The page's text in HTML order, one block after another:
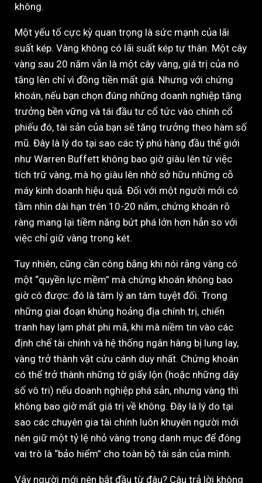
không.
Một yếu tố cực kỳ quan trọng là sức mạnh của lãi
suất kép. Vàng không có lãi suất kép tự thân. Một cây
vàng sau 20 năm vẫn là một cây vàng, giá trị của nó
tăng lên chỉ vì đồng tiền mất giá. Nhưng với chứng
khoán, nếu bạn chọn đúng những doanh nghiệp tăng
trưởng bền vững và tái đầu tư cổ tức vào chính cổ
phiếu đó, tài sản của bạn sẽ tăng trưởng theo hàm số
mũ. Đây là lý do tại sao các tỷ phú hàng đầu thế giới
như Warren Buffett không bao giờ giàu lên từ việc
tích trữ vàng, mà họ giàu lên nhờ sở hữu những cỗ
máy kinh doanh hiệu quả. Đối với một người mới có
tầm nhìn dài hạn trên 10-20 năm, chứng khoán rõ
ràng mang lại tiềm năng bứt phá lớn hơn hẳn so với
việc chỉ giữ vàng trong két.
Tuy nhiên, cũng cần công bằng khi nói rằng vàng có
một “quyền lực mềm” mà chứng khoán không bao
giờ có được: đó là tâm lý an tâm tuyệt đối. Trong
những giai đoạn khủng hoảng địa chính trị, chiến
tranh hay lạm phát phi mã, khi mà niềm tin vào các
định chế tài chính và hệ thống ngân hàng bị lung lay,
vàng trở thành vật cứu cánh duy nhất. Chứng khoán
có thể trở thành những tờ giấy lộn (hoặc những dãy
số vô tri) nếu doanh nghiệp phá sản, nhưng vàng thì
không bao giờ mất giá trị về không. Đây là lý do tại
sao các chuyên gia tài chính luôn khuyên người mới
nên giữ một tỷ lệ nhỏ vàng trong danh mục để đóng
vai trò là “bảo hiểm” cho toàn bộ tài sản của mình.
Vậy người mới nên bắt đầu từ đâu? Câu trả lời không